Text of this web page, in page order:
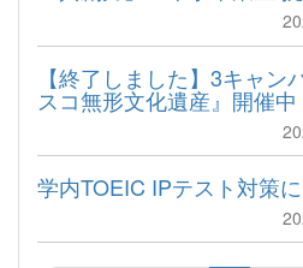
【終了しました】3キャン
スコ無形文化遺産』開催中
学内TOEIC IPテスト対策